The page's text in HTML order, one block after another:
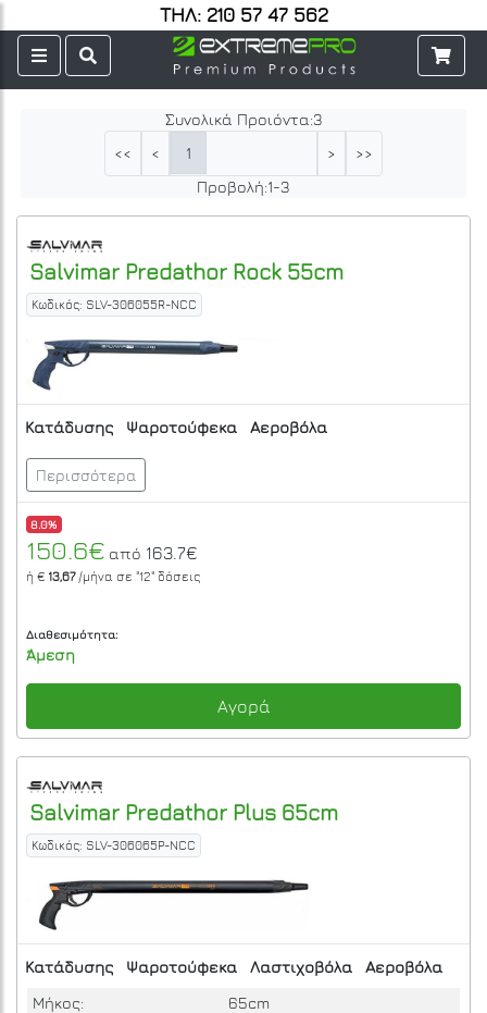
ΤΗΛ: 210 57 47 562
Συνολικά Προιόντα:3
<<
< 1 >
>>
Προβολή:1-3
Salvimar Predathor Rock 55cm
Κωδικός: SLV-306055R-NCC
Κατάδυσης Ψαροτούφεκα Αεροβόλα
Περισσότερα
8.0%
150.6€ από 163.7€
ή € 13,67/μήνα σε "12" δόσεις
Διαθεσιμότητα:
Άμεση
Αγορά
Salvimar Predathor Plus 65cm
Κωδικός: SLV-306065P-NCC
Κατάδυσης Ψαροτούφεκα Λαστιχοβόλα
Αεροβόλα
Μήκος:
65cm